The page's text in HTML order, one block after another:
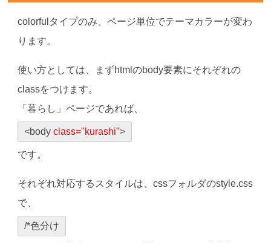
colorfulタイプのみ、ページ単位でテーマカラーが変わ
ります。
使い方としては、まずhtmlのbody要素にそれぞれの
classをつけます。
「暮らし」ページであれば、
<bodyclass="kurashi">
です。
それぞれ対応するスタイルは、cssフォルダのstyle.css
で、
/*色分け